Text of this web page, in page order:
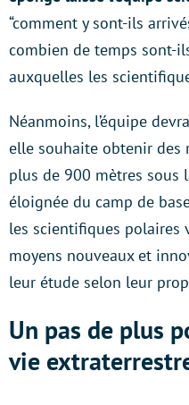
“comment y sont-ils
combien de temps sont-
auxquelles les
Néanmoins, l’équipe
elle souhaite obtenir des
plus de 900 mètres sous
éloignée du camp de
les scientifiques polaires
moyens nouveaux et
leur étude selon leur
Un pas de plus
vie